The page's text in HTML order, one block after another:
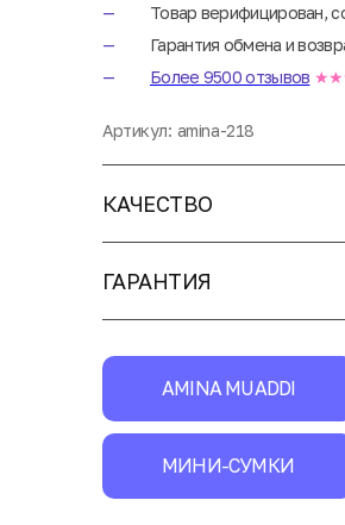
Товар верифицирован,
Гарантия обмена и
Более 9500 отзывов
Артикул: amina-218
КАЧЕСТВО
ГАРАНТИЯ
AMINA MUADDI
МИНИ-СУМКИ